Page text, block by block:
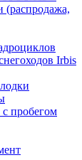
(распродажа,
Irbis
пробегом